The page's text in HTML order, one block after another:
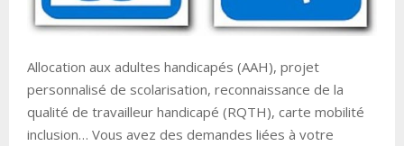
Allocation aux adultes handicapés (AAH), projet
personnalisé de scolarisation, reconnaissance de la
qualité de travailleur handicapé (RQTH), carte mobilité
inclusion… Vous avez des demandes liées à votre